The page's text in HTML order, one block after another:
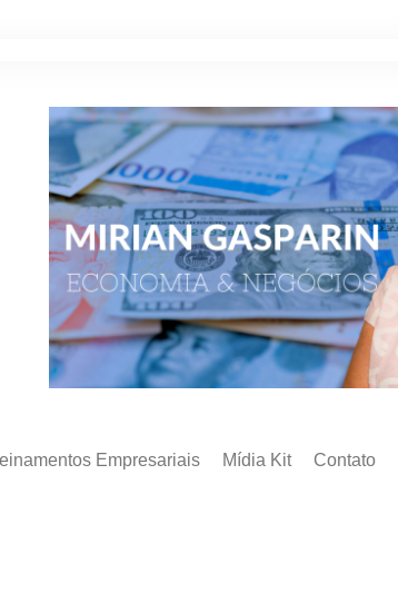
Empresariais Mídia Kit Contato